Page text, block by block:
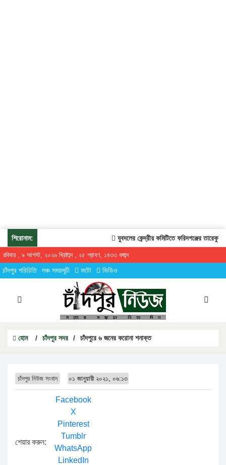
শিরোনাম: যুবদলের কেন্দ্রীয় কমিটিতে ফরিদগঞ্জের তারেকুর
রবিবার , ৯ আগস্ট, ২০২৬ খ্রিষ্টাব্দ , ২৫ শ্রাবণ, ১৪৩৩ বঙ্গাব্দ
চাঁদপুর পরিচিতি লঞ্চ সময়সূচী ফটো ভিডিও
হোম / চাঁদপুর সদর / চাঁদপুরে ৬ জনের করোনা শনাক্ত
চাঁদপুর নিউজ সংবাদ ০১ জানুয়ারী ২০২১, ০৬:১৩
শেয়ার করুন:
Facebook
X
Pinterest
Tumblr
WhatsApp
LinkedIn